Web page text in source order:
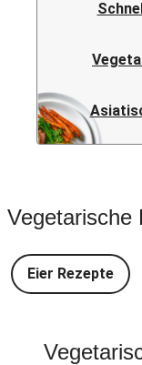
Vegetarische
Eier Rezepte